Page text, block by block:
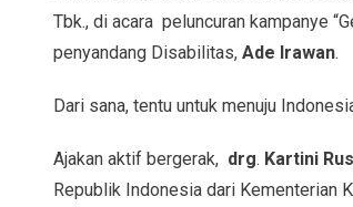
Tbk., di acara peluncuran kampanye
penyandang Disabilitas, Ade Irawan.
Dari sana, tentu untuk menuju
Ajakan aktif bergerak, drg. Kartini
Republik Indonesia dari Kementerian